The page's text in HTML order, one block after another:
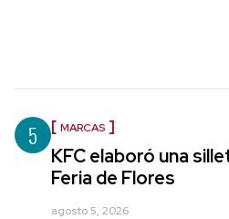
5 MARCAS
KFC elaboró una
Feria de Flores
agosto 5, 2026